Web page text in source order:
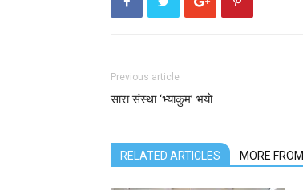
Previous article
सारा संस्था ‘भ्याकुम’ भयाे
RELATED ARTICLES MORE